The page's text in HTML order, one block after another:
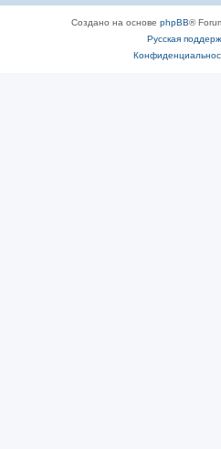
Создано на основе phpBB®
Русская